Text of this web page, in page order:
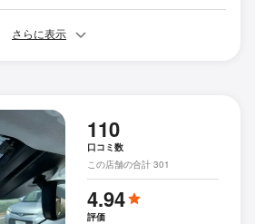
さらに表示
110
口コミ数
この店舗の合計 301
4.94
評価